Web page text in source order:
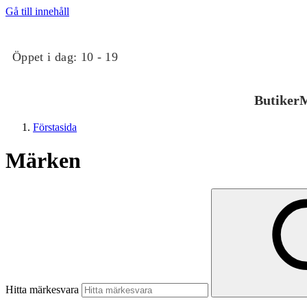
Gå till innehåll
Öppet i dag: 10 - 19
Butiker
Mat och dryck
Förstasida
Märken
Hitta märkesvara